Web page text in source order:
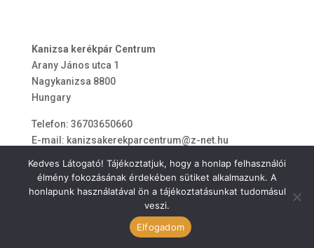
Kanizsa kerékpár Centrum
Arany János utca 1
Nagykanizsa 8800
Hungary
Telefon: 36703650660
E-mail: kanizsakerekparcentrum@z-net.hu
ÁSZF
Kedves Látogató! Tájékoztatjuk, hogy a honlap felhasználói
élmény fokozásának érdekében sütiket alkalmazunk. A
honlapunk használatával ön a tájékoztatásunkat tudomásul
veszi.
Elfogadom